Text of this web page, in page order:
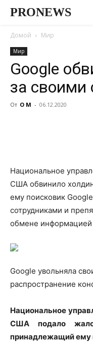
PRONEWS
Домой Мир
Мир
Google
за своими
От О М - 06.12.2020
Национальное
США обвинило
ему поисковик
сотрудниками и
обмене информацией
Google увольняла
распространение
Национальное
США подало
принадлежащий ему